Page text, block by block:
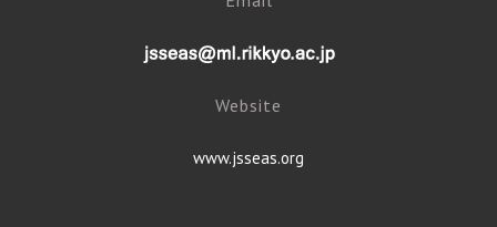
Website
www.jsseas.org